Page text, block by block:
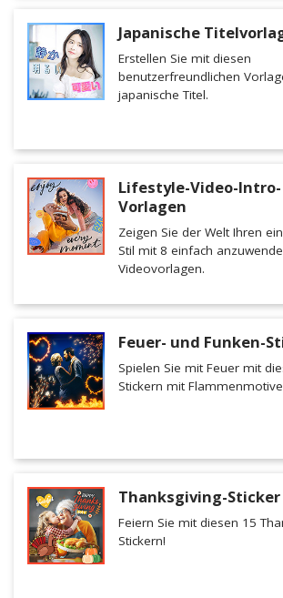
Japanische
Erstellen Sie mit diesen
benutzerfreundlichen
japanische Titel.
Lifestyle-Video-Intro-
Vorlagen
Zeigen Sie der Welt Ihren
Stil mit 8 einfach
Videovorlagen.
Feuer- und Funken-
Spielen Sie mit Feuer mit
Stickern mit
Thanksgiving-Sticker
Feiern Sie mit diesen 15
Stickern!